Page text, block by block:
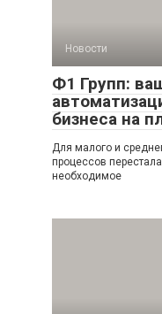
Новости
Ф1 Групп:
бизнеса на
Для малого и
процессов
необходимое